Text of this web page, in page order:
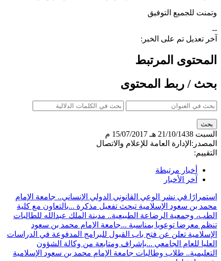
وتمنت للجميع التوفيق
--
آخر تعديل تم على الخبر:
المحتوى المرتبط
بحث / ربط المحتوى
السبت 21/10/1438 هـ
15/07/2017 م
المصدر: الإدارة العامة للإعلام والاتصال
التقييم:
أخبار مرتبطة
آخر الأخبار
استمرارًا في نشر الوعي القانوني الدولي الإنساني.. جامعة الإمام
محمد بن سعود الإسلامية تبحث تفعيل مذكرة ...بالتعاون مع كلية
الطب، وجمعية الرضاعة الطبيعية.. مدينة الملك عبدالله للطالبات
تنظم معرضا توعويا بمناسبة ...جامعة الإمام محمد بن سعود
الإسلامية تعلن عن فتح باب القبول للبرامج المدفوعة في الدراسات
العليا للعام الجامعي ...بإشراف ومتابعة من وكالة الشؤون
التعليمية.. طلاب وطالبات جامعة الإمام محمد بن سعود الإسلامية